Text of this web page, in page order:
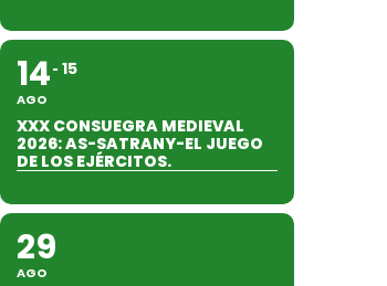
14
AGO
15
XXX CONSUEGRA MEDIEVAL
2026: AS-SATRANY-EL JUEGO
DE LOS EJÉRCITOS.
29
AGO